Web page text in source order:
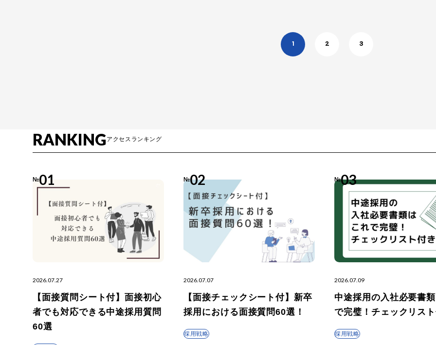
1 2 3
RANKINGアクセスランキング
№01
2026.07.27
【面接質問シート付】面接初心
者でも対応できる中途採用質問
60選
№02
2026.07.07
【面接チェックシート付】新卒
採用における面接質問60選！
採用戦略
№03
2026.07.09
中途採用の入社必要書
で完璧！チェックリス
採用戦略